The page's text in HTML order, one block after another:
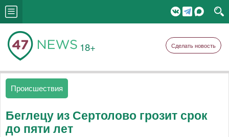
18+ Сделать новость
Происшествия
Беглецу из Сертолово грозит срок
до пяти лет